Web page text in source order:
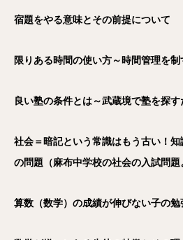
宿題をやる意味とその前提について
限りある時間の使い方～時間管理を
良い塾の条件とは～武蔵境で塾を探す
社会＝暗記という常識はもう古い！
の問題（麻布中学校の社会の入試問題
算数（数学）の成績が伸びない子の勉